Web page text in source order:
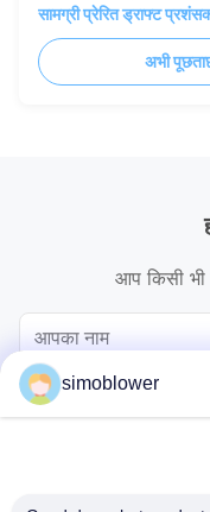
सामग्री प्रेरित ड्राफ्ट
अभी
आप किसी
simoblower